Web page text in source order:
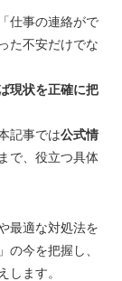
仕事の連絡がで
た不安だけでな
現状を正確に把
記事では公式情
まで、役立つ具体
最適な対処法を
の今を把握し、
します。